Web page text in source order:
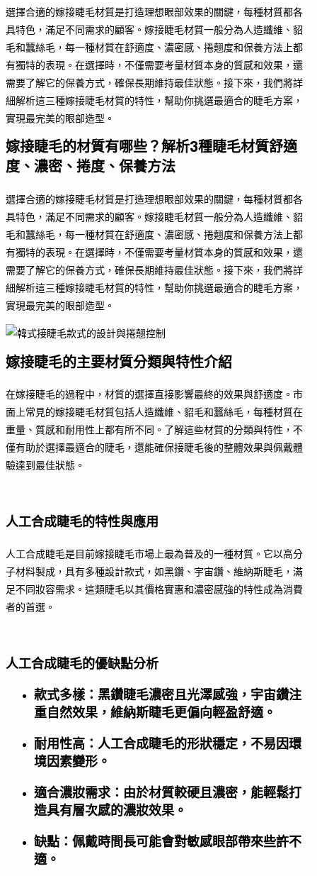
選擇合適的嫁接睫毛材質是打造理想眼部效果的關鍵，每種材質都各
具特色，滿足不同需求的顧客。嫁接睫毛材質一般分為人造纖維、貂
毛和蠶絲毛，每一種材質在舒適度、濃密感、捲翹度和保養方法上都
有獨特的表現。在選擇時，不僅需要考量材質本身的質感和效果，還
需要了解它的保養方式，確保長期維持最佳狀態。接下來，我們將詳
細解析這三種嫁接睫毛材質的特性，幫助你挑選最適合的睫毛方案，
實現最完美的眼部造型。
嫁接睫毛的材質有哪些？解析3種睫毛材質舒適
度、濃密、捲度、保養方法
選擇合適的嫁接睫毛材質是打造理想眼部效果的關鍵，每種材質都各
具特色，滿足不同需求的顧客。嫁接睫毛材質一般分為人造纖維、貂
毛和蠶絲毛，每一種材質在舒適度、濃密感、捲翹度和保養方法上都
有獨特的表現。在選擇時，不僅需要考量材質本身的質感和效果，還
需要了解它的保養方式，確保長期維持最佳狀態。接下來，我們將詳
細解析這三種嫁接睫毛材質的特性，幫助你挑選最適合的睫毛方案，
實現最完美的眼部造型。
嫁接睫毛的主要材質分類與特性介紹
在嫁接睫毛的過程中，材質的選擇直接影響最終的效果與舒適度。市
面上常見的嫁接睫毛材質包括人造纖維、貂毛和蠶絲毛，每種材質在
重量、質感和耐用性上都有所不同。了解這些材質的分類與特性，不
僅有助於選擇最適合的睫毛，還能確保接睫毛後的整體效果與佩戴體
驗達到最佳狀態。
人工合成睫毛的特性與應用
人工合成睫毛是目前嫁接睫毛市場上最為普及的一種材質。它以高分
子材料製成，具有多種設計款式，如黑鑽、宇宙鑽、維納斯睫毛，滿
足不同妝容需求。這類睫毛以其價格實惠和濃密感強的特性成為消費
者的首選。
人工合成睫毛的優缺點分析
款式多樣：黑鑽睫毛濃密且光澤感強，宇宙鑽注
重自然效果，維納斯睫毛更偏向輕盈舒適。
耐用性高：人工合成睫毛的形狀穩定，不易因環
境因素變形。
適合濃妝需求：由於材質較硬且濃密，能輕鬆打
造具有層次感的濃妝效果。
缺點：佩戴時間長可能會對敏感眼部帶來些許不
適。